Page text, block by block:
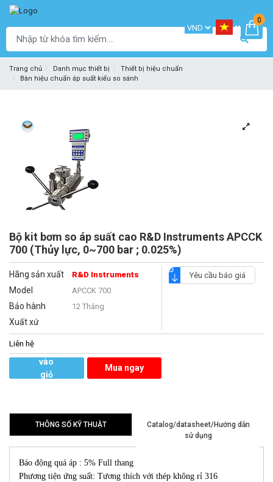
0
Trang chủ Danh mục thiết bị
Thiết bị hiệu chuẩn
Bàn hiệu chuẩn áp suất kiểu so sánh
Bộ kit bơm so áp suất cao R&D Instruments APCCK
700 (Thủy lực, 0~700 bar ; 0.025%)
Hãng sản xuất R&D Instruments
Model APCCK 700
Bảo hành 12 Tháng
Xuất xứ
Yêu cầu báo giá
Liên hệ
vào
giỏ
Mua ngay
THÔNG SỐ KỸ THUẬT
Catalog/datasheet/Hướng dẫn
sử dụng
Báo động quá áp : 5% Full thang
Phương tiện ứng suất: Tương thích với thép không rỉ 316